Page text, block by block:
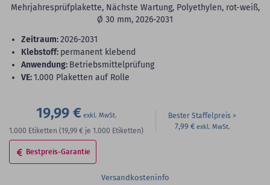
Mehrjahresprüfplakette, Nächste Wartung, Polyethylen, rot-weiß,
Ø 30 mm, 2026-2031
Zeitraum:2026-2031
Klebstoff: permanent klebend
Anwendung: Betriebsmittelprüfung
VE:1.000 Plaketten auf Rolle
19,99 €
1.000 Etiketten (19,99 € je 1.000 Etiketten)
Bester Staffelpreis
7,99 €
Bestpreis-Garantie
Versandkosteninfo